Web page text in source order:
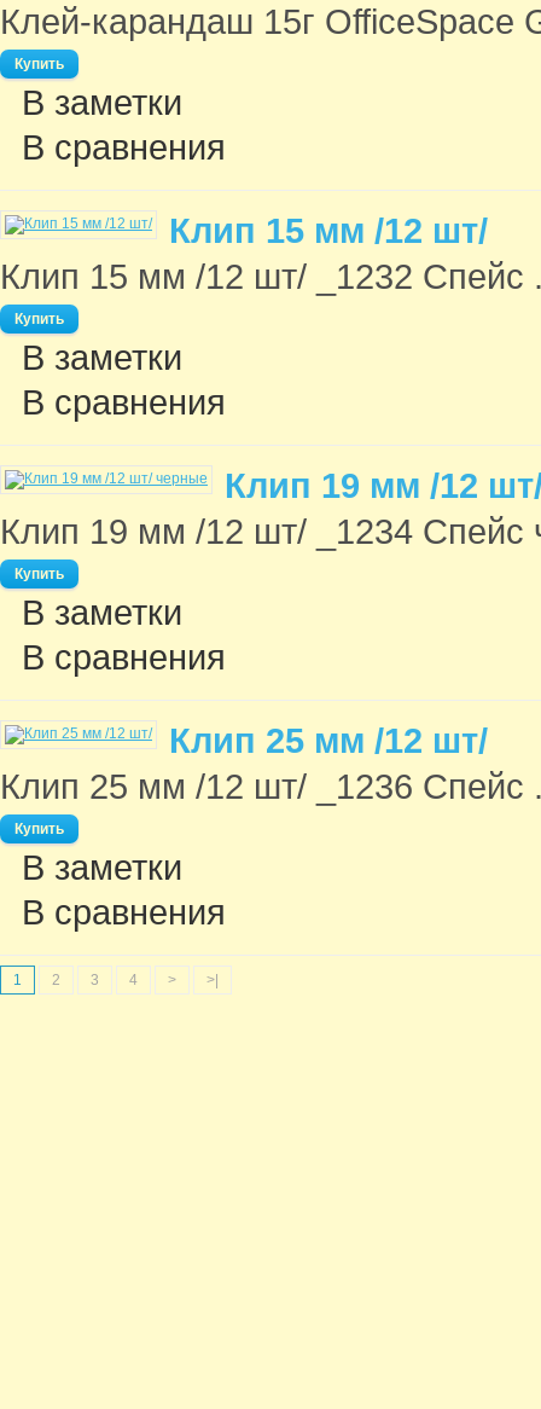
Клей-карандаш 15г OfficeSpace
В заметки
В сравнения
Клип 15 мм /12 шт/
Клип 15 мм /12 шт/ _1232 Спейс
В заметки
В сравнения
Клип 19 мм /12
Клип 19 мм /12 шт/ _1234 Спейс
В заметки
В сравнения
Клип 25 мм /12 шт/
Клип 25 мм /12 шт/ _1236 Спейс
В заметки
В сравнения
1 2 3 4 > >|